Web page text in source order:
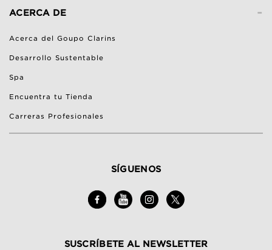
-
ACERCA DE
Acerca del Goupo Clarins
Desarrollo Sustentable
Spa
Encuentra tu Tienda
Carreras Profesionales
SÍGUENOS
SUSCRÍBETE AL NEWSLETTER